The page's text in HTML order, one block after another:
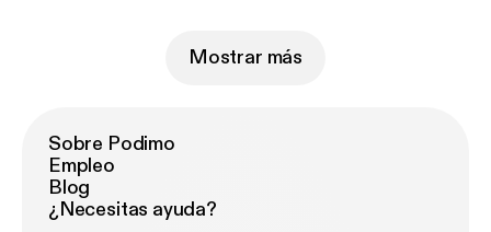
Mostrar más
Sobre Podimo
Empleo
Blog
¿Necesitas ayuda?